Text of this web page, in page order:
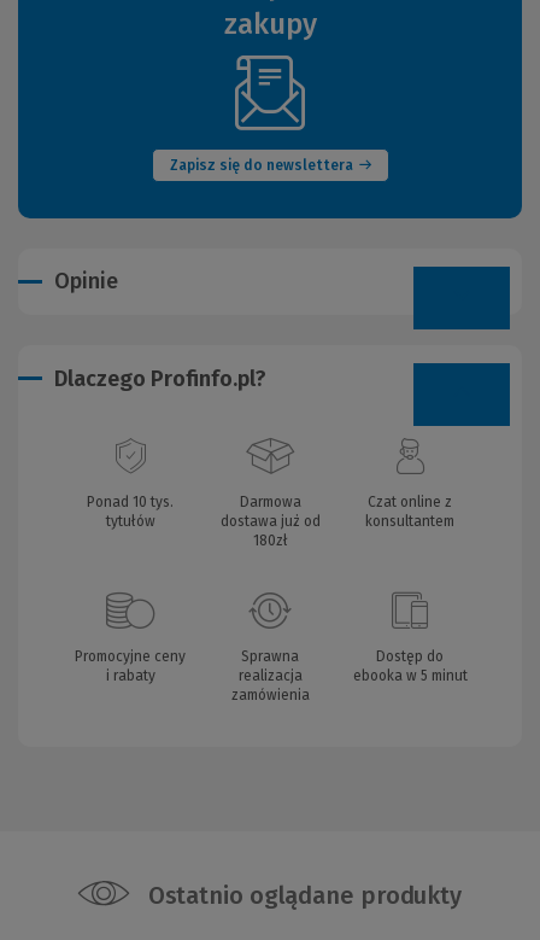
zakupy
Zapisz się do newslettera
(Nowe
okno)
Opinie
Dlaczego Profinfo.pl?
Ponad 10 tys.
tytułów
Darmowa
dostawa już od
180zł
Czat online z
konsultantem
Promocyjne ceny
i rabaty
Sprawna
realizacja
zamówienia
Dostęp do
ebooka w 5 minut
Ostatnio oglądane produkty